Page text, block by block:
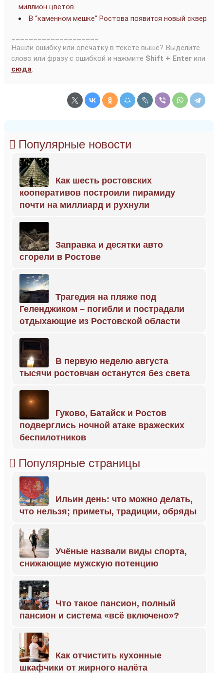
миллион цветов
В “каменном мешке” Ростова появится новый сквер
Нашли ошибку или опечатку в тексте выше? Выделите
слово или фразу с ошибкой и нажмите Shift + Enter или
сюда.
Популярные новости
Как шесть ростовских
кооперативов построили пирамиду
почти на миллиард и рухнули
Заправка и десятки авто
сгорели в Ростове
Трагедия на пляже под
Геленджиком – погибли и пострадали
отдыхающие из Ростовской области
В первую неделю августа
тысячи ростовчан останутся без света
Гуково, Батайск и Ростов
подверглись ночной атаке вражеских
беспилотников
Популярные страницы
Ильин день: что можно делать,
что нельзя; приметы, традиции, обряды
Учёные назвали виды спорта,
снижающие мужскую потенцию
Что такое пансион, полный
пансион и система «всё включено»?
Как отчистить кухонные
шкафчики от жирного налёта